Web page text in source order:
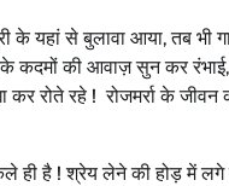
यहां से बुलावा आया, तब भी
कदमों की आवाज़ सुन कर रंभाई,
रोते रहे ! रोजमर्रा के
है ! श्रेय लेने की होड़ में लगे